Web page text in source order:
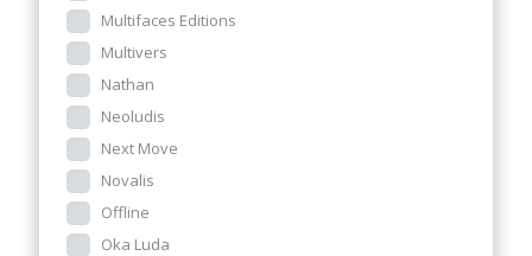
Multifaces Editions
Multivers
Nathan
Neoludis
Next Move
Novalis
Offline
Oka Luda